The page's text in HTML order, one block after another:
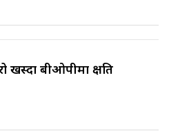
खस्दा बीओपीमा क्षति